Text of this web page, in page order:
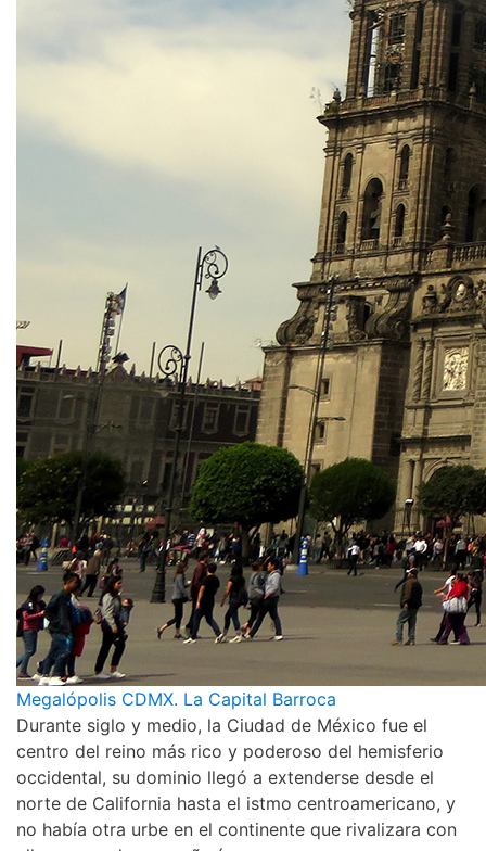
Megalópolis CDMX. La Capital Barroca
Durante siglo y medio, la Ciudad de México fue el
centro del reino más rico y poderoso del hemisferio
occidental, su dominio llegó a extenderse desde el
norte de California hasta el istmo centroamericano, y
no había otra urbe en el continente que rivalizara con